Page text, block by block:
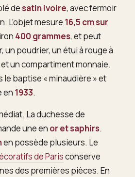
de satin ivoire, avec fermoir
L’objet mesure 16,5 cm sur
400 grammes, et peut
un poudrier, un étui à rouge à
un compartiment monnaie.
le baptise « minaudière » et
en 1933.
La duchesse de
une en or et saphirs.
en possède plusieurs. Le
de Parisconserve
des premières pièces. En